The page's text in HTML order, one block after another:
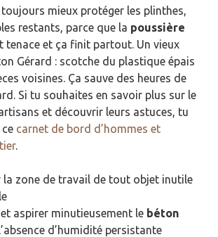
mieux protéger les plinthes,
restants, parce que la poussière
tenace et ça finit partout. Un vieux
Gérard : scotche du plastique épais
voisines. Ça sauve des heures de
Si tu souhaites en savoir plus sur le
et découvrir leurs astuces, tu
carnet de bord d’hommes et
.
la zone de travail de tout objet inutile
aspirer minutieusement le béton
d’humidité persistante